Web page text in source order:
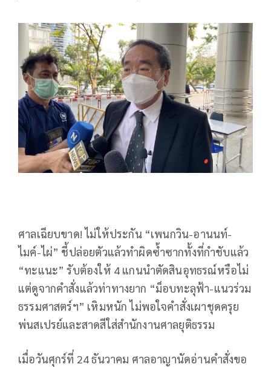
ศาลเฉียบขาด! ไม่ให้ประกัน “เพนกวิน-อานนท์-
ไมค์-ไผ่” ชี้ปล่อยตัวแล้วทำผิดซ้ำซากทั้งที่กำชับแล้ว
“ทะแนะ” รับต้องให้ 4 แกนนำตัดสินอุทธรณ์หรือไม่
แต่ดูจากคำสั่งแล้วท่าทางยาก “ม็อบทะลุฟ้า-แนวร่วม
ธรรมศาสตร์ฯ” เหิมหนัก ไม่พอใจคำสั่งเผาชุดครุย
พ่นสเปรย์และสาดสีใส่สำนักงานศาลยุติธรรม
เมื่อวันศุกร์ที่ 24 ธันวาคม ศาลอาญานัดอ่านคำสั่งขอ